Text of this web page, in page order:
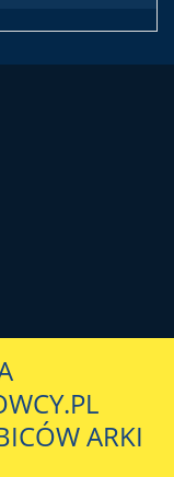
ARKI